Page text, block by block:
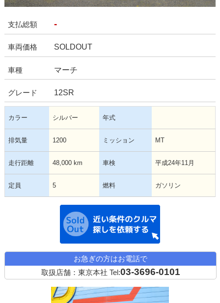
支払総額 -
車両価格 SOLDOUT
車種 マーチ
グレード 12SR
カラー シルバー 年式
排気量 1200 ミッション MT
走行距離 48,000 km 車検 平成24年11月
定員 5 燃料 ガソリン
お急ぎの方はお電話で
取扱店舗：東京本社 Tel:03-3696-0101